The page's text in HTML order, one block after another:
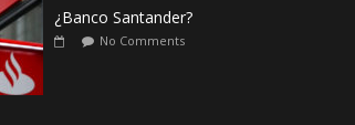
¿Banco Santander?
No Comments